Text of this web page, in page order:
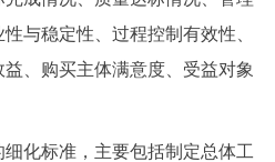
与稳定性、过程控制有效性、
、购买主体满意度、受益对象
化标准，主要包括制定总体工